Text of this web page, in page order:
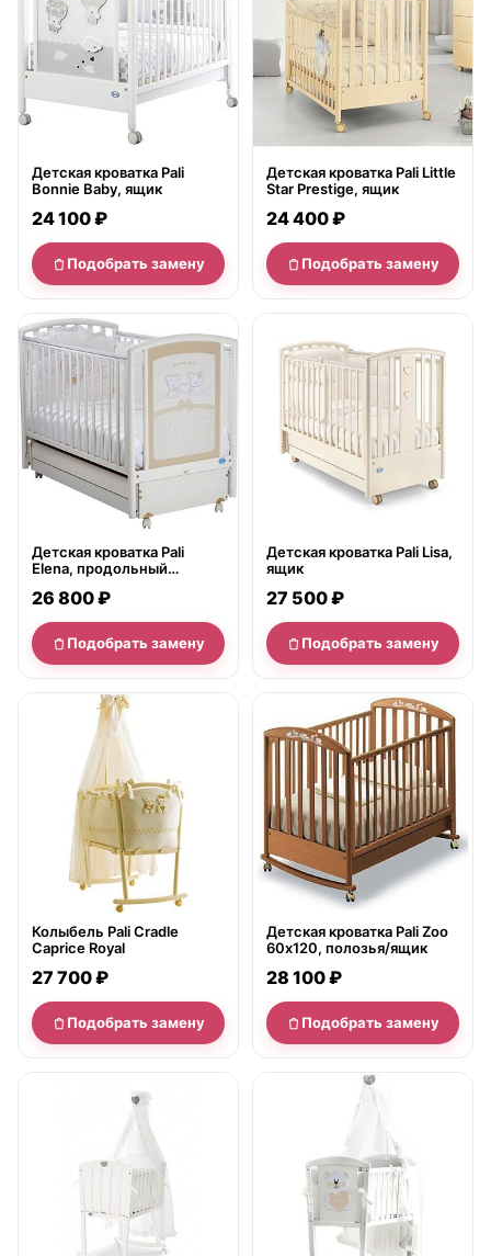
Детская кроватка Pali
Bonnie Baby, ящик
24 100 ₽
Подобрать замену
Детская кроватка Pali Little
Star Prestige, ящик
24 400 ₽
Подобрать замену
нет в продаже
Детская кроватка Pali
Elena, продольный
26 800 ₽
Подобрать замену
Детская кроватка Pali Lisa,
ящик
27 500 ₽
Подобрать замену
нет в продаже
Колыбель Pali Cradle
Caprice Royal
27 700 ₽
Подобрать замену
нет в продаже
Детская кроватка Pali Zoo
60х120, полозья/ящик
28 100 ₽
Подобрать замену